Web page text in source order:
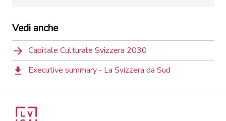
Vedi anche
Capitale Culturale Svizzera 2030
Executive summary - La Svizzera da Sud